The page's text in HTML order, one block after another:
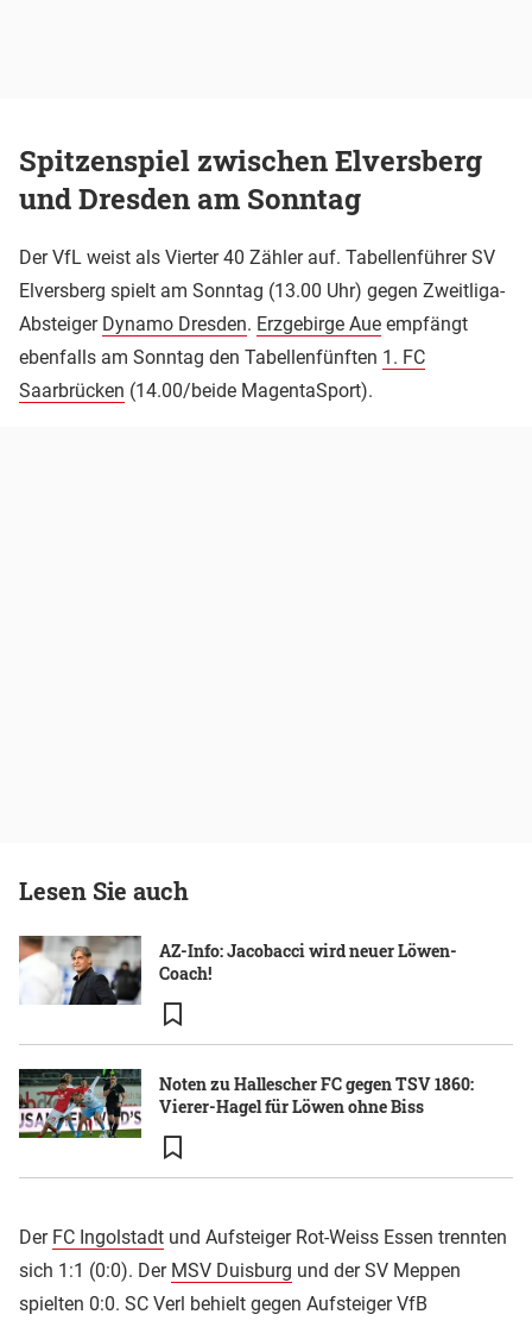
Spitzenspiel zwischen Elversberg
und Dresden am Sonntag
Der VfL weist als Vierter 40 Zähler auf. Tabellenführer SV
Elversberg spielt am Sonntag (13.00 Uhr) gegen Zweitliga-
Absteiger Dynamo Dresden. Erzgebirge Aue empfängt
ebenfalls am Sonntag den Tabellenfünften 1. FC
Saarbrücken (14.00/beide MagentaSport).
Lesen Sie auch
AZ-Info: Jacobacci wird neuer Löwen-
Coach!
Noten zu Hallescher FC gegen TSV 1860:
Vierer-Hagel für Löwen ohne Biss
Der FC Ingolstadt und Aufsteiger Rot-Weiss Essen trennten
sich 1:1 (0:0). Der MSV Duisburg und der SV Meppen
spielten 0:0. SC Verl behielt gegen Aufsteiger VfB